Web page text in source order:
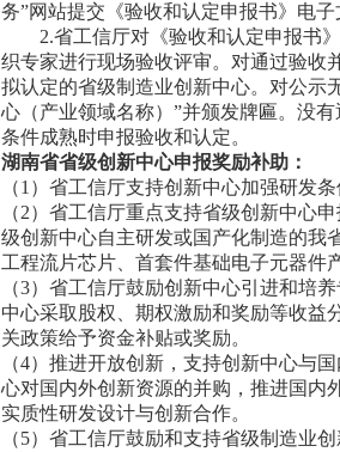
务”网站提交《验收和认定申报书》电
2.省工信厅对《验收和认定申报书》
织专家进行现场验收评审。对通过验收
拟认定的省级制造业创新中心。对公示
心（产业领域名称）”并颁发牌匾。没
条件成熟时申报验收和认定。
湖南省省级创新中心申报奖励补助：
（1） 省工信厅支持创新中心加强研发
（2） 省工信厅重点支持省级创新中心
级创新中心自主研发或国产化制造的我
工程流片芯片、首套件基础电子元器件
（3）省工信厅鼓励创新中心引进和培
中心采取股权、期权激励和奖励等收益
关政策给予资金补贴或奖励。
（4） 推进开放创新，支持创新中心与
心对国内外创新资源的并购，推进国内
实质性研发设计与创新合作。
（5） 省工信厅鼓励和支持省级制造业